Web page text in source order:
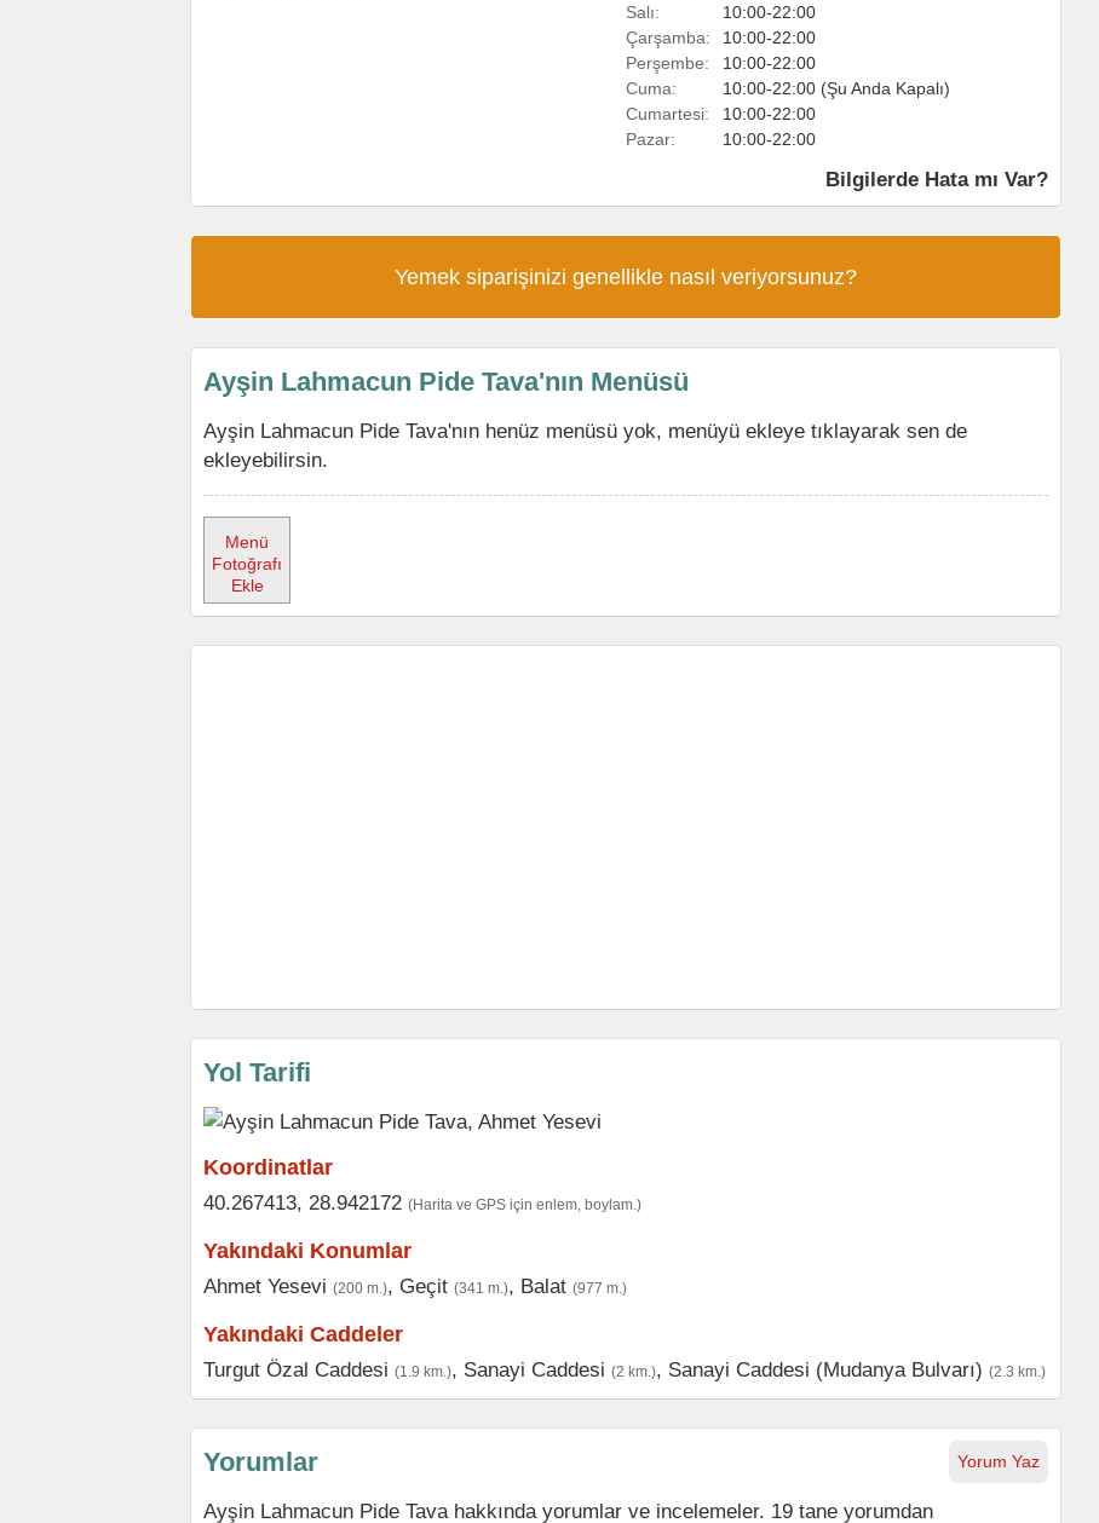
Salı:
10:00-22:00
Çarşamba:
10:00-22:00
Perşembe:
10:00-22:00
Cuma:
10:00-22:00 (Şu Anda Kapalı)
Cumartesi:
10:00-22:00
Pazar:
10:00-22:00
Bilgilerde Hata mı Var?
Yemek siparişinizi genellikle nasıl veriyorsunuz?
Ayşin Lahmacun Pide Tava'nın Menüsü
Ayşin Lahmacun Pide Tava'nın henüz menüsü yok, menüyü ekleye tıklayarak sen de
ekleyebilirsin.
Menü
Fotoğrafı
Ekle
Yol Tarifi
Koordinatlar
40.267413, 28.942172 (Harita ve GPS için enlem, boylam.)
Yakındaki Konumlar
Ahmet Yesevi (200 m.), Geçit (341 m.), Balat (977 m.)
Yakındaki Caddeler
Turgut Özal Caddesi (1.9 km.), Sanayi Caddesi (2 km.), Sanayi Caddesi (Mudanya Bulvarı) (2.3 km.)
Yorum Yaz
Yorumlar
Ayşin Lahmacun Pide Tava hakkında yorumlar ve incelemeler. 19 tane yorumdan